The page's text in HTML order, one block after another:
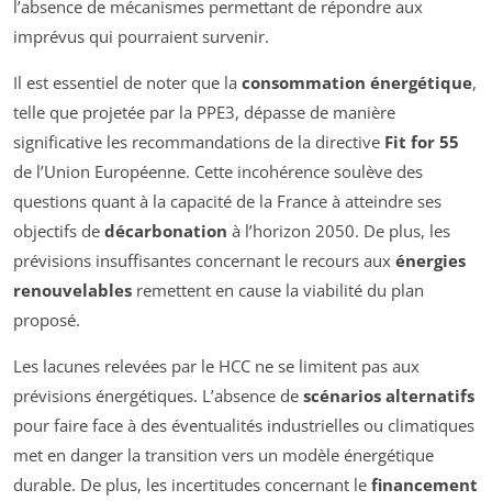
l’absence de mécanismes permettant de répondre aux
imprévus qui pourraient survenir.
Il est essentiel de noter que la consommation énergétique,
telle que projetée par la PPE3, dépasse de manière
significative les recommandations de la directive Fit for 55
de l’Union Européenne. Cette incohérence soulève des
questions quant à la capacité de la France à atteindre ses
objectifs de décarbonation à l’horizon 2050. De plus, les
prévisions insuffisantes concernant le recours aux énergies
renouvelables remettent en cause la viabilité du plan
proposé.
Les lacunes relevées par le HCC ne se limitent pas aux
prévisions énergétiques. L’absence de scénarios alternatifs
pour faire face à des éventualités industrielles ou climatiques
met en danger la transition vers un modèle énergétique
durable. De plus, les incertitudes concernant le financement